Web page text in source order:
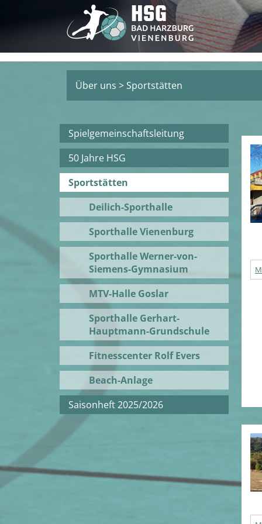
Über uns >Sportstätten
Spielgemeinschaftsleitung
50 Jahre HSG
Sportstätten
Deilich-Sporthalle
Sporthalle Vienenburg
Sporthalle Werner-von-
Siemens-Gymnasium
MTV-Halle Goslar
Sporthalle Gerhart-
Hauptmann-Grundschule
Fitnesscenter Rolf Evers
Beach-Anlage
Saisonheft 2025/2026